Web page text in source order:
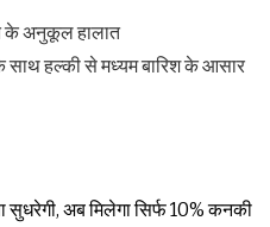
के अनुकूल हालात
साथ हल्की से मध्यम बारिश के आसार
सुधरेगी, अब मिलेगा सिर्फ 10% कनकी